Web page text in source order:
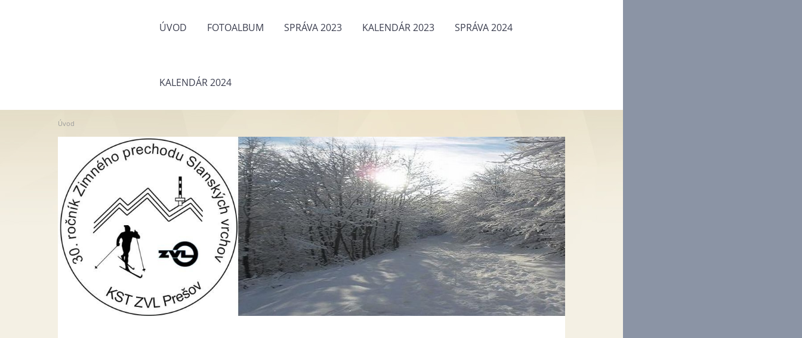
ÚVOD FOTOALBUM SPRÁVA 2023 KALENDÁR 2023 SPRÁVA 2024
KALENDÁR 2024
Úvod